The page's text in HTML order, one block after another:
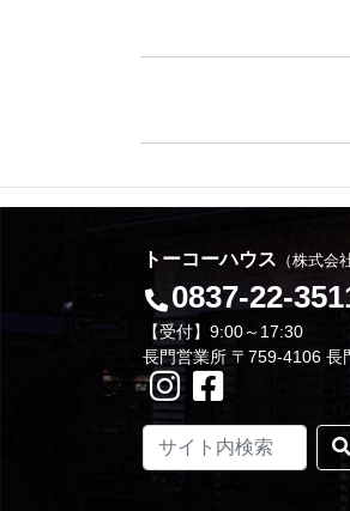
トーコーハウス （株式会
0837-22-
【受付】9:00～17:30
長門営業所 〒759-4106 長